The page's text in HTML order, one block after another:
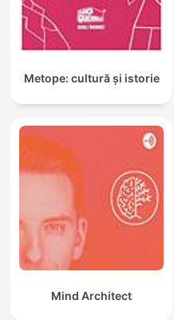
Metope: cultură și istorie
Mind Architect